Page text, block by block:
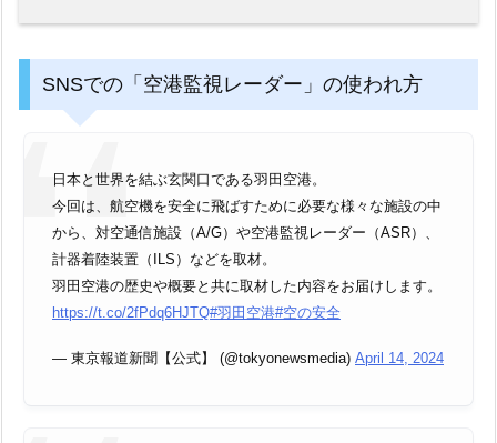
SNSでの「空港監視レーダー」の使われ方
日本と世界を結ぶ玄関口である羽田空港。
今回は、航空機を安全に飛ばすために必要な様々な施設の中
から、対空通信施設（A/G）や空港監視レーダー（ASR）、
計器着陸装置（ILS）などを取材。
羽田空港の歴史や概要と共に取材した内容をお届けします。
https://t.co/2fPdq6HJTQ#羽田空港#空の安全
— 東京報道新聞【公式】 (@tokyonewsmedia) April 14, 2024